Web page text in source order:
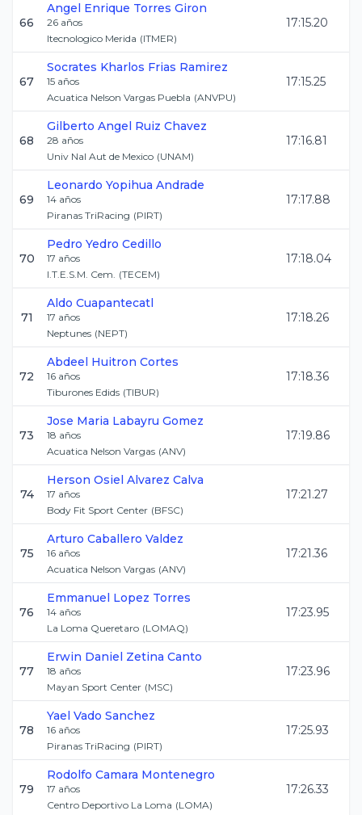
66
Angel Enrique Torres Giron
26 años
Itecnologico Merida (ITMER)
17:15.20
67
Socrates Kharlos Frias Ramirez
15 años
Acuatica Nelson Vargas Puebla (ANVPU)
17:15.25
68
Gilberto Angel Ruiz Chavez
28 años
Univ Nal Aut de Mexico (UNAM)
17:16.81
69
Leonardo Yopihua Andrade
14 años
Piranas TriRacing (PIRT)
17:17.88
70
Pedro Yedro Cedillo
17 años
I.T.E.S.M. Cem. (TECEM)
17:18.04
71
Aldo Cuapantecatl
17 años
Neptunes (NEPT)
17:18.26
72
Abdeel Huitron Cortes
16 años
Tiburones Edids (TIBUR)
17:18.36
73
Jose Maria Labayru Gomez
18 años
Acuatica Nelson Vargas (ANV)
17:19.86
74
Herson Osiel Alvarez Calva
17 años
Body Fit Sport Center (BFSC)
17:21.27
75
Arturo Caballero Valdez
16 años
Acuatica Nelson Vargas (ANV)
17:21.36
76
Emmanuel Lopez Torres
14 años
La Loma Queretaro (LOMAQ)
17:23.95
77
Erwin Daniel Zetina Canto
18 años
Mayan Sport Center (MSC)
17:23.96
78
Yael Vado Sanchez
16 años
Piranas TriRacing (PIRT)
17:25.93
79
Rodolfo Camara Montenegro
17 años
Centro Deportivo La Loma (LOMA)
17:26.33